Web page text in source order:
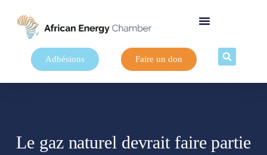
Adhésions Faire un don
Le gaz naturel devrait faire partie